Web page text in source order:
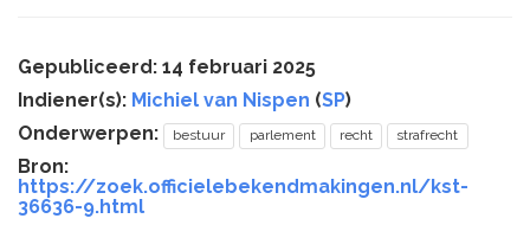
Gepubliceerd: 14 februari 2025
Indiener(s): Michiel van Nispen (SP)
Onderwerpen:
bestuur parlement recht strafrecht
Bron:
https://zoek.officielebekendmakingen.nl/kst-
36636-9.html